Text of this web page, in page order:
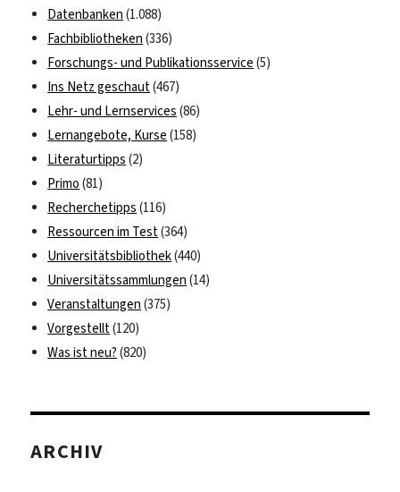
Datenbanken (1.088)
Fachbibliotheken (336)
Forschungs- und Publikationsservice (5)
Ins Netz geschaut(467)
Lehr- und Lernservices (86)
Lernangebote, Kurse (158)
Literaturtipps (2)
Primo (81)
Recherchetipps (116)
Ressourcen im Test(364)
Universitätsbibliothek(440)
Universitätssammlungen (14)
Veranstaltungen (375)
Vorgestellt(120)
Was ist neu? (820)
ARCHIV